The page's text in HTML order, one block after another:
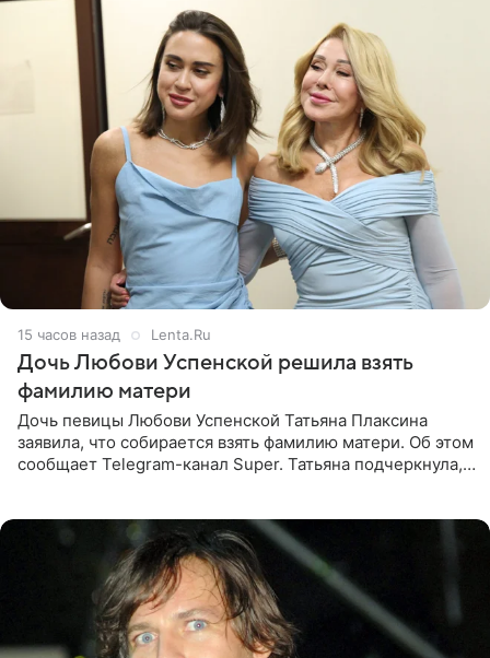
15 часов назад Lenta.Ru
Дочь Любови Успенской решила взять
фамилию матери
Дочь певицы Любови Успенской Татьяна Плаксина
заявила, что собирается взять фамилию матери. Об этом
сообщает Telegram-канал Super. Татьяна подчеркнула,